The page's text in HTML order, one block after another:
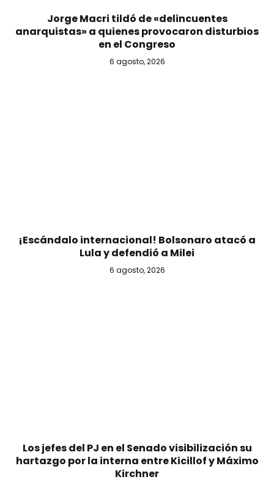
Jorge Macri tildó de «delincuentes
anarquistas» a quienes provocaron disturbios
en el Congreso
6 agosto, 2026
¡Escándalo internacional! Bolsonaro atacó a
Lula y defendió a Milei
6 agosto, 2026
Los jefes del PJ en el Senado visibilización su
hartazgo por la interna entre Kicillof y Máximo
Kirchner